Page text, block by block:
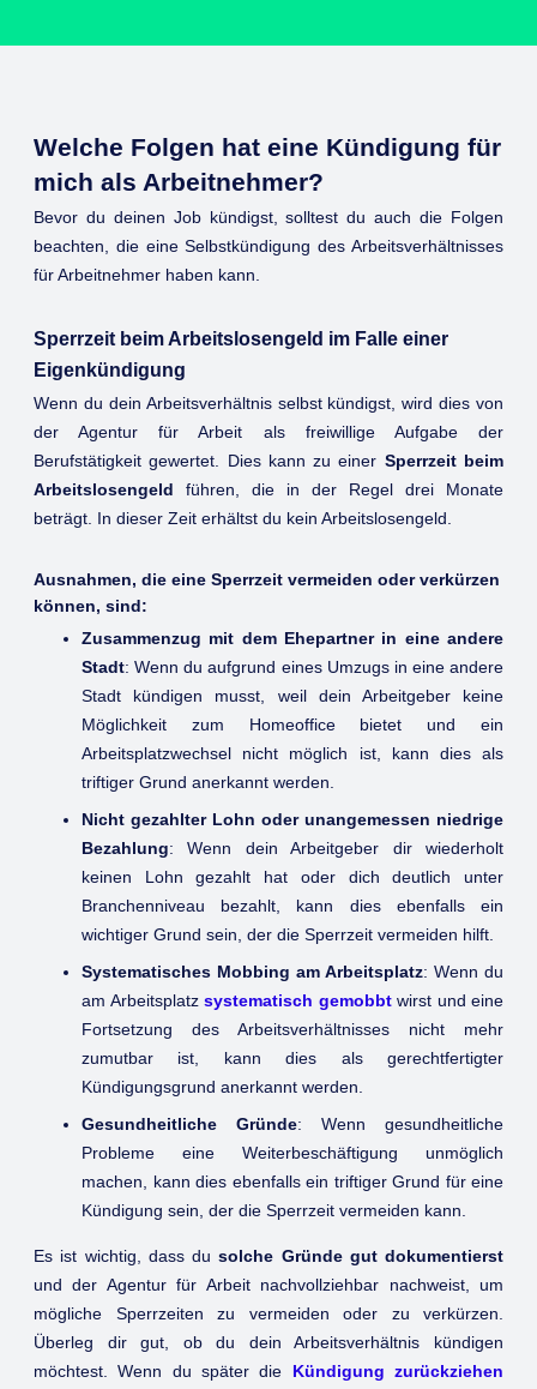
Welche Folgen hat eine Kündigung für
mich als Arbeitnehmer?
Bevor du deinen Job kündigst, solltest du auch die Folgen
beachten, die eine Selbstkündigung des Arbeitsverhältnisses
für Arbeitnehmer haben kann.
Sperrzeit beim Arbeitslosengeld im Falle einer
Eigenkündigung
Wenn du dein Arbeitsverhältnis selbst kündigst, wird dies von
der Agentur für Arbeit als freiwillige Aufgabe der
Berufstätigkeit gewertet. Dies kann zu einer Sperrzeit beim
Arbeitslosengeld führen, die in der Regel drei Monate
beträgt. In dieser Zeit erhältst du kein Arbeitslosengeld.
Ausnahmen, die eine Sperrzeit vermeiden oder verkürzen
können, sind:
Zusammenzug mit dem Ehepartner in eine andere
Stadt: Wenn du aufgrund eines Umzugs in eine andere
Stadt kündigen musst, weil dein Arbeitgeber keine
Möglichkeit zum Homeoffice bietet und ein
Arbeitsplatzwechsel nicht möglich ist, kann dies als
triftiger Grund anerkannt werden.
Nicht gezahlter Lohn oder unangemessen niedrige
Bezahlung: Wenn dein Arbeitgeber dir wiederholt
keinen Lohn gezahlt hat oder dich deutlich unter
Branchenniveau bezahlt, kann dies ebenfalls ein
wichtiger Grund sein, der die Sperrzeit vermeiden hilft.
Systematisches Mobbing am Arbeitsplatz: Wenn du
am Arbeitsplatz systematisch gemobbtwirst und eine
Fortsetzung des Arbeitsverhältnisses nicht mehr
zumutbar ist, kann dies als gerechtfertigter
Kündigungsgrund anerkannt werden.
Gesundheitliche Gründe: Wenn gesundheitliche
Probleme eine Weiterbeschäftigung unmöglich
machen, kann dies ebenfalls ein triftiger Grund für eine
Kündigung sein, der die Sperrzeit vermeiden kann.
Es ist wichtig, dass dusolche Gründe gut dokumentierst
und der Agentur für Arbeit nachvollziehbar nachweist, um
mögliche Sperrzeiten zu vermeiden oder zu verkürzen.
Überleg dir gut, ob du dein Arbeitsverhältnis kündigen
möchtest. Wenn du später die Kündigung zurückziehen